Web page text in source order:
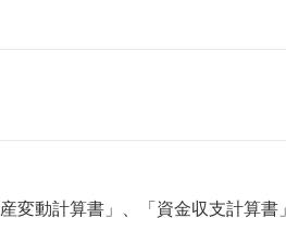
変動計算書」、「資金収支計算書